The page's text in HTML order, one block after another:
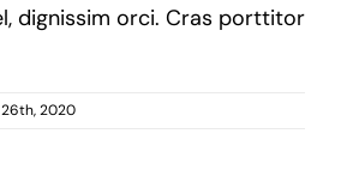
dignissim orci. Cras porttitor
2020